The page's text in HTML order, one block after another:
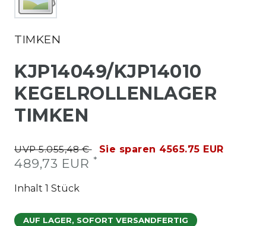
TIMKEN
KJP14049/KJP14010
KEGELROLLENLAGER
TIMKEN
UVP 5.055,48 € Sie sparen 4565.75 EUR
489,73 EUR *
Inhalt 1 Stück
AUF LAGER, SOFORT VERSANDFERTIG